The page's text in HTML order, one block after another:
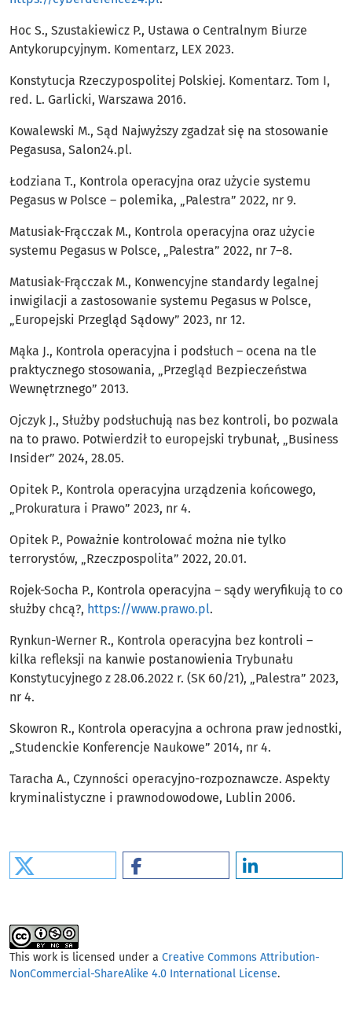
Hoc S., Szustakiewicz P., Ustawa o Centralnym Biurze
Antykorupcyjnym. Komentarz, LEX 2023.
Konstytucja Rzeczypospolitej Polskiej. Komentarz. Tom I,
red. L. Garlicki, Warszawa 2016.
Kowalewski M., Sąd Najwyższy zgadzał się na stosowanie
Pegasusa, Salon24.pl.
Łodziana T., Kontrola operacyjna oraz użycie systemu
Pegasus w Polsce – polemika, „Palestra” 2022, nr 9.
Matusiak-Frącczak M., Kontrola operacyjna oraz użycie
systemu Pegasus w Polsce, „Palestra” 2022, nr 7–8.
Matusiak-Frącczak M., Konwencyjne standardy legalnej
inwigilacji a zastosowanie systemu Pegasus w Polsce,
„Europejski Przegląd Sądowy” 2023, nr 12.
Mąka J., Kontrola operacyjna i podsłuch – ocena na tle
praktycznego stosowania, „Przegląd Bezpieczeństwa
Wewnętrznego” 2013.
Ojczyk J., Służby podsłuchują nas bez kontroli, bo pozwala
na to prawo. Potwierdził to europejski trybunał, „Business
Insider” 2024, 28.05.
Opitek P., Kontrola operacyjna urządzenia końcowego,
„Prokuratura i Prawo” 2023, nr 4.
Opitek P., Poważnie kontrolować można nie tylko
terrorystów, „Rzeczpospolita” 2022, 20.01.
Rojek-Socha P., Kontrola operacyjna – sądy weryfikują to co
służby chcą?, https://www.prawo.pl.
Rynkun-Werner R., Kontrola operacyjna bez kontroli –
kilka refleksji na kanwie postanowienia Trybunału
Konstytucyjnego z 28.06.2022 r. (SK 60/21), „Palestra” 2023,
nr 4.
Skowron R., Kontrola operacyjna a ochrona praw jednostki,
„Studenckie Konferencje Naukowe” 2014, nr 4.
Taracha A., Czynności operacyjno-rozpoznawcze. Aspekty
kryminalistyczne i prawnodowodowe, Lublin 2006.
This work is licensed under a Creative Commons Attribution-
NonCommercial-ShareAlike 4.0 International License.